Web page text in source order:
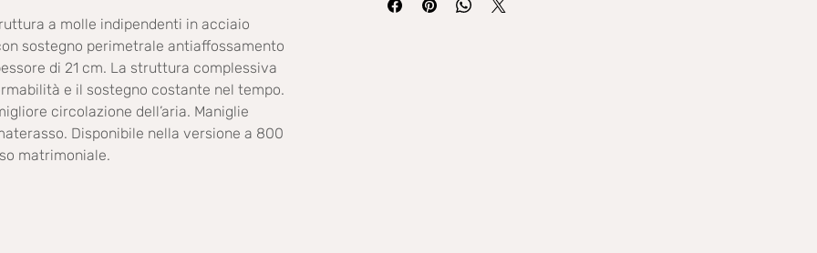
a molle indipendenti in acciaio
sostegno perimetrale antiaffossamento
di 21 cm. La struttura complessiva
e il sostegno costante nel tempo.
circolazione dell’aria. Maniglie
Disponibile nella versione a 800
matrimoniale.